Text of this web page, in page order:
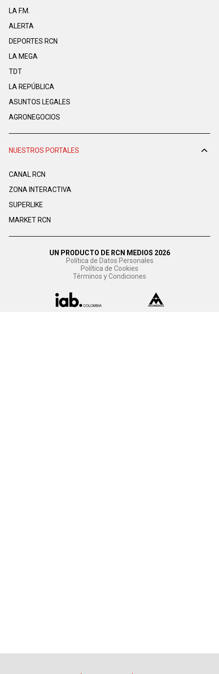
LA F.M.
ALERTA
DEPORTES RCN
LA MEGA
TDT
LA REPÚBLICA
ASUNTOS LEGALES
AGRONEGOCIOS
NUESTROS PORTALES
CANAL RCN
ZONA INTERACTIVA
SUPERLIKE
MARKET RCN
UN PRODUCTO DE RCN MEDIOS 2026
Política de Datos Personales
Política de Cookies
Términos y Condiciones